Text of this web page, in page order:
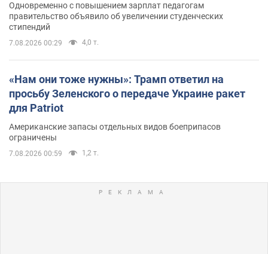
Одновременно с повышением зарплат педагогам
правительство объявило об увеличении студенческих
стипендий
7.08.2026 00:29 4,0 т.
«Нам они тоже нужны»: Трамп ответил на
просьбу Зеленского о передаче Украине ракет
для Patriot
Американские запасы отдельных видов боеприпасов
ограничены
7.08.2026 00:59 1,2 т.